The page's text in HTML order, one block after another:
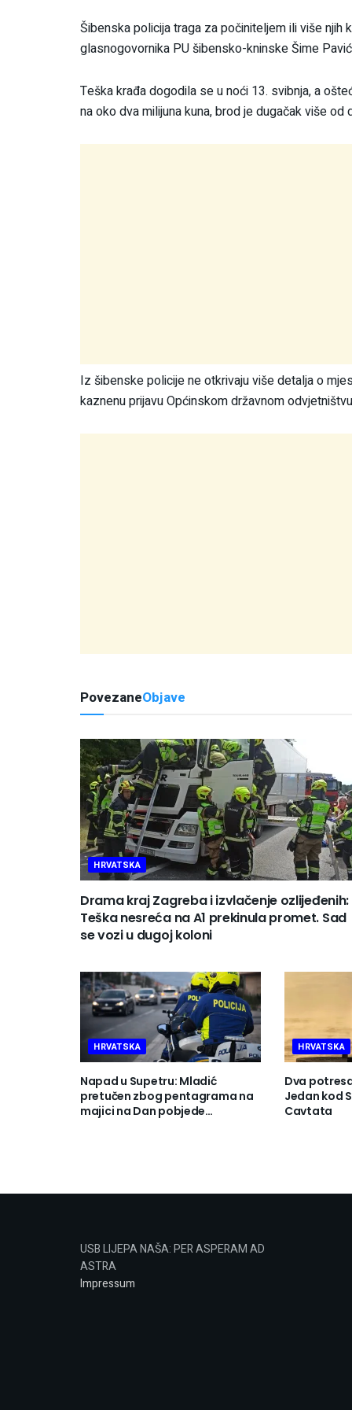
Šibenska policija traga za počiniteljem ili više njih
glasnogovornika PU šibensko-kninske Šime
Teška krađa dogodila se u noći 13. svibnja, a
na oko dva milijuna kuna, brod je dugačak više od
Iz šibenske policije ne otkrivaju više detalja o
kaznenu prijavu Općinskom državnom
PovezaneObjave
HRVATSKA
Drama kraj Zagreba i izvlačenje ozlijeđenih:
Teška nesreća na A1 prekinula promet. Sad
se vozi u dugoj koloni
HRVATSKA
Napad u Supetru: Mladić
pretučen zbog pentagrama na
majici na Dan pobjede…
HRVATSKA
Dva
Jedan kod
Cavtata
USB LIJEPA NAŠA: PER ASPERAM AD
ASTRA
Impressum